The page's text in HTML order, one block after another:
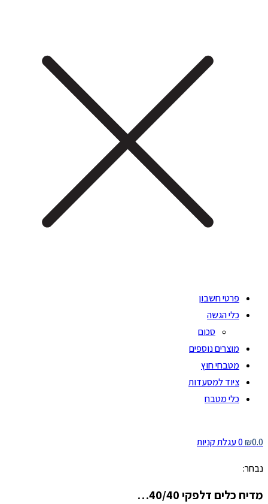
פרטי חשבון
כלי הגשה
סכום
מוצרים נוספים
מטבחי חוץ
ציוד למסעדות
כלי מטבח
₪0.0
0 עגלת קניות
נבחר:
מדיח כלים דלפקי 40/40…